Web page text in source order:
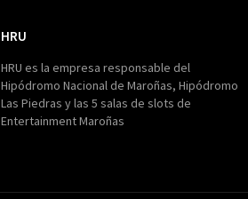
HRU
HRU es la empresa responsable del
Hipódromo Nacional de Maroñas, Hipódromo
Las Piedras y las 5 salas de slots de
Entertainment Maroñas